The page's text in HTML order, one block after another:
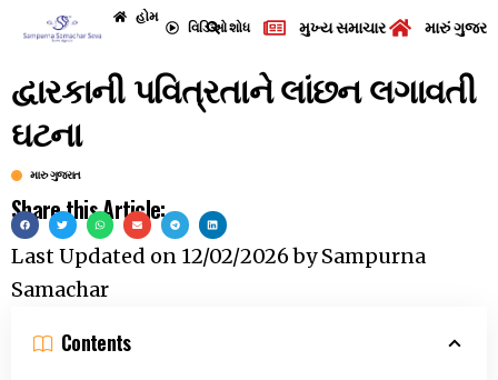
હોમ
વિડિઓશોધ મુખ્ય સમાચાર મારું
દ્વારકાની પવિત્રતાને લાંછન લગાવતી
ઘટના
મારુ ગુજરાત
Share this Article:
Last Updated on 12/02/2026bySampurna
Samachar
Contents